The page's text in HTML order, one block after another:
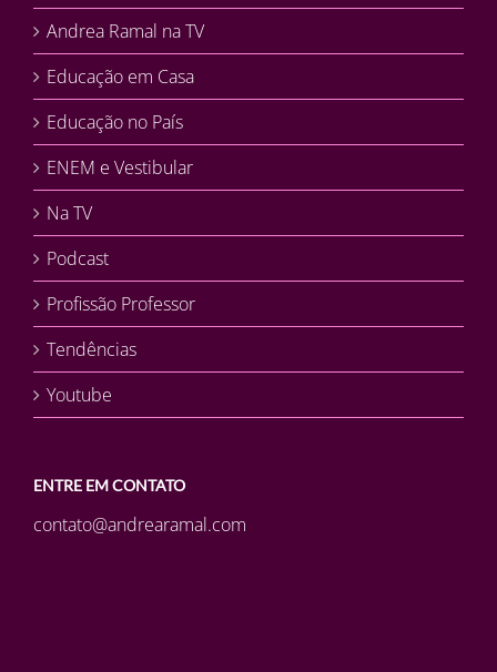
Andrea Ramal na TV
Educação em Casa
Educação no País
ENEM e Vestibular
Na TV
Podcast
Profissão Professor
Tendências
Youtube
ENTRE EM CONTATO
contato@andrearamal.com